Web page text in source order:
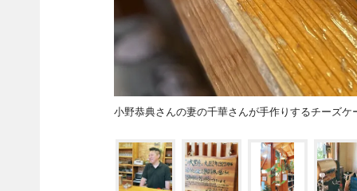
小野恭典さんの妻の千華さんが手作りするチーズケ